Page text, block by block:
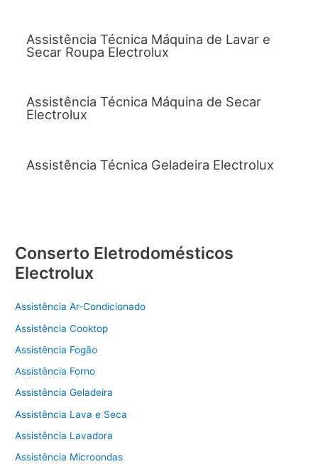
Assistência Técnica Máquina de Lavar e
Secar Roupa Electrolux
Assistência Técnica Máquina de Secar
Electrolux
Assistência Técnica Geladeira Electrolux
Conserto Eletrodomésticos
Electrolux
Assistência Ar-Condicionado
Assistência Cooktop
Assistência Fogão
Assistência Forno
Assistência Geladeira
Assistência Lava e Seca
Assistência Lavadora
Assistência Microondas